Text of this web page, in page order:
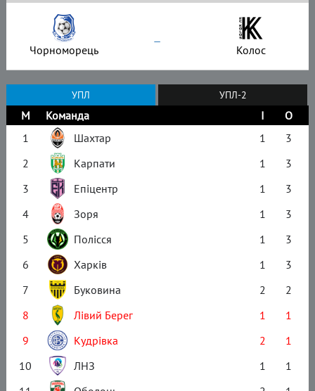
Чорноморець – Колос
УПЛ УПЛ-2
М Команда І
О
1
Шахтар 1
3
2
Карпати 1
3
3
Епіцентр 1
3
4
Зоря 1
3
5
Полісся 1
3
6
Харків 1
3
7
Буковина 2
2
8
Лівий Берег 1
1
9
Кудрівка 2
1
10
ЛНЗ 1
1